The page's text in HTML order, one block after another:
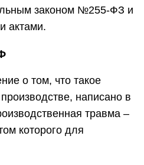
законом №255-ФЗ и
актами.
о том, что такое
написано в
травма –
которого для